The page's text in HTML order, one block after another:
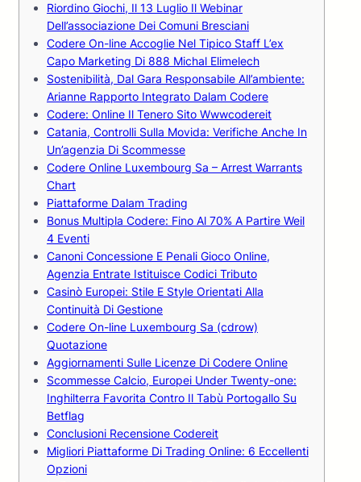
Riordino Giochi, Il 13 Luglio Il Webinar
Dell’associazione Dei Comuni Bresciani
Codere On-line Accoglie Nel Tipico Staff L’ex
Capo Marketing Di 888 Michal Elimelech
Sostenibilità, Dal Gara Responsabile All’ambiente:
Arianne Rapporto Integrato Dalam Codere
Codere: Online Il Tenero Sito Wwwcodereit
Catania, Controlli Sulla Movida: Verifiche Anche In
Un’agenzia Di Scommesse
Codere Online Luxembourg Sa – Arrest Warrants
Chart
Piattaforme Dalam Trading
Bonus Multipla Codere: Fino Al 70% A Partire Weil
4 Eventi
Canoni Concessione E Penali Gioco Online,
Agenzia Entrate Istituisce Codici Tributo
Casinò Europei: Stile E Style Orientati Alla
Continuità Di Gestione
Codere On-line Luxembourg Sa (cdrow)
Quotazione
Aggiornamenti Sulle Licenze Di Codere Online
Scommesse Calcio, Europei Under Twenty-one:
Inghilterra Favorita Contro Il Tabù Portogallo Su
Betflag
Conclusioni Recensione Codereit
Migliori Piattaforme Di Trading Online: 6 Eccellenti
Opzioni